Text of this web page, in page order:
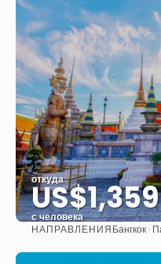
откуда
US$1,359
с человека
НАПРАВЛЕНИЯБангкок ·